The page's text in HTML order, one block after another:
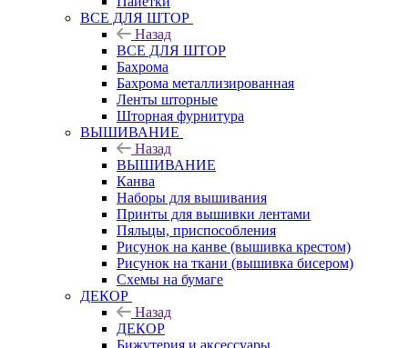
ВСЕ ДЛЯ ШТОР
Назад
ВСЕ ДЛЯ ШТОР
Бахрома
Бахрома металлизированная
Ленты шторные
Шторная фурнитура
ВЫШИВАНИЕ
Назад
ВЫШИВАНИЕ
Канва
Наборы для вышивания
Принты для вышивки лентами
Пяльцы, приспособления
Рисунок на канве (вышивка крестом)
Рисунок на ткани (вышивка бисером)
Схемы на бумаге
ДЕКОР
Назад
ДЕКОР
Бижутерия и аксессуары